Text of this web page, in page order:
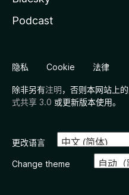
Podcast
隐私 Cookie 法律
除非另有注明，否则本网站上
式共享 3.0 或更新版本使用。
更改语言
Change theme